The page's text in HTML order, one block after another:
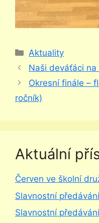
Rubriky
Aktuality
Naši deváťáci
Okresní finále –
ročník)
Aktuální
Červen ve školní
Slavnostní
Slavnostní